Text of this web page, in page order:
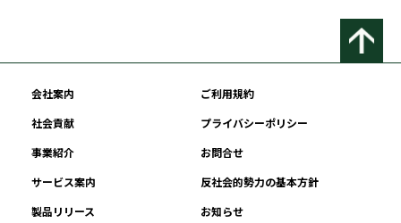
会社案内
ご利用規約
社会貢献
プライバシーポリシー
事業紹介
お問合せ
サービス案内
反社会的勢力の基本方針
製品リリース
お知らせ